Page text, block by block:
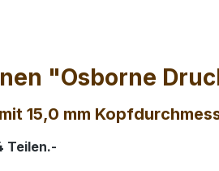
"Osborne
15,0 mm
Teilen.-